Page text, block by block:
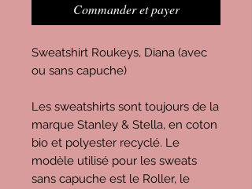
Commander et payer
Sweatshirt Roukeys, Diana (avec
ou sans capuche)
Les sweatshirts sont toujours de la
marque Stanley & Stella, en coton
bio et polyester recyclé. Le
modèle utilisé pour les sweats
sans capuche est le Roller, le